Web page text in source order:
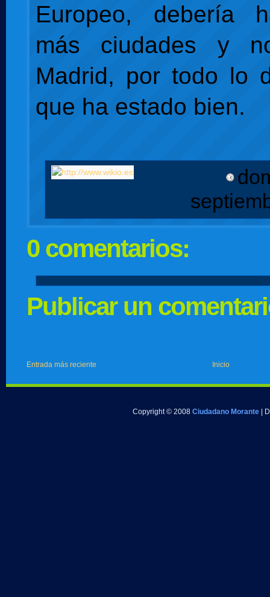
Europeo, debería
más ciudades y
Madrid, por todo lo
que ha estado bien.
0 comentarios:
Publicar un
Entrada más reciente Inicio
Copyright © 2008 Ciudadano Morante |